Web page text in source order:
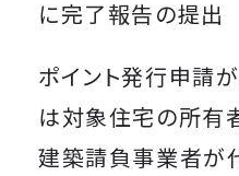
に完了報告の提出
ポイント発行申請
は対象住宅の所有
建築請負事業者が